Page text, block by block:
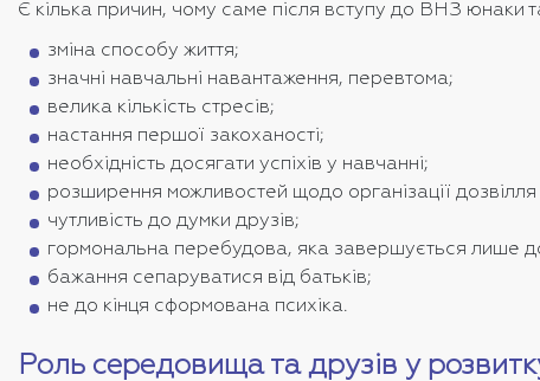
Є кілька причин, чому саме після вступу до ВНЗ юнаки
зміна способу життя;
значні навчальні навантаження, перевтома;
велика кількість стресів;
настання першої закоханості;
необхідність досягати успіхів у навчанні;
розширення можливостей щодо організації
чутливість до думки друзів;
гормональна перебудова, яка завершується лише
бажання сепаруватися від батьків;
не до кінця сформована психіка.
Роль середовища та друзів у